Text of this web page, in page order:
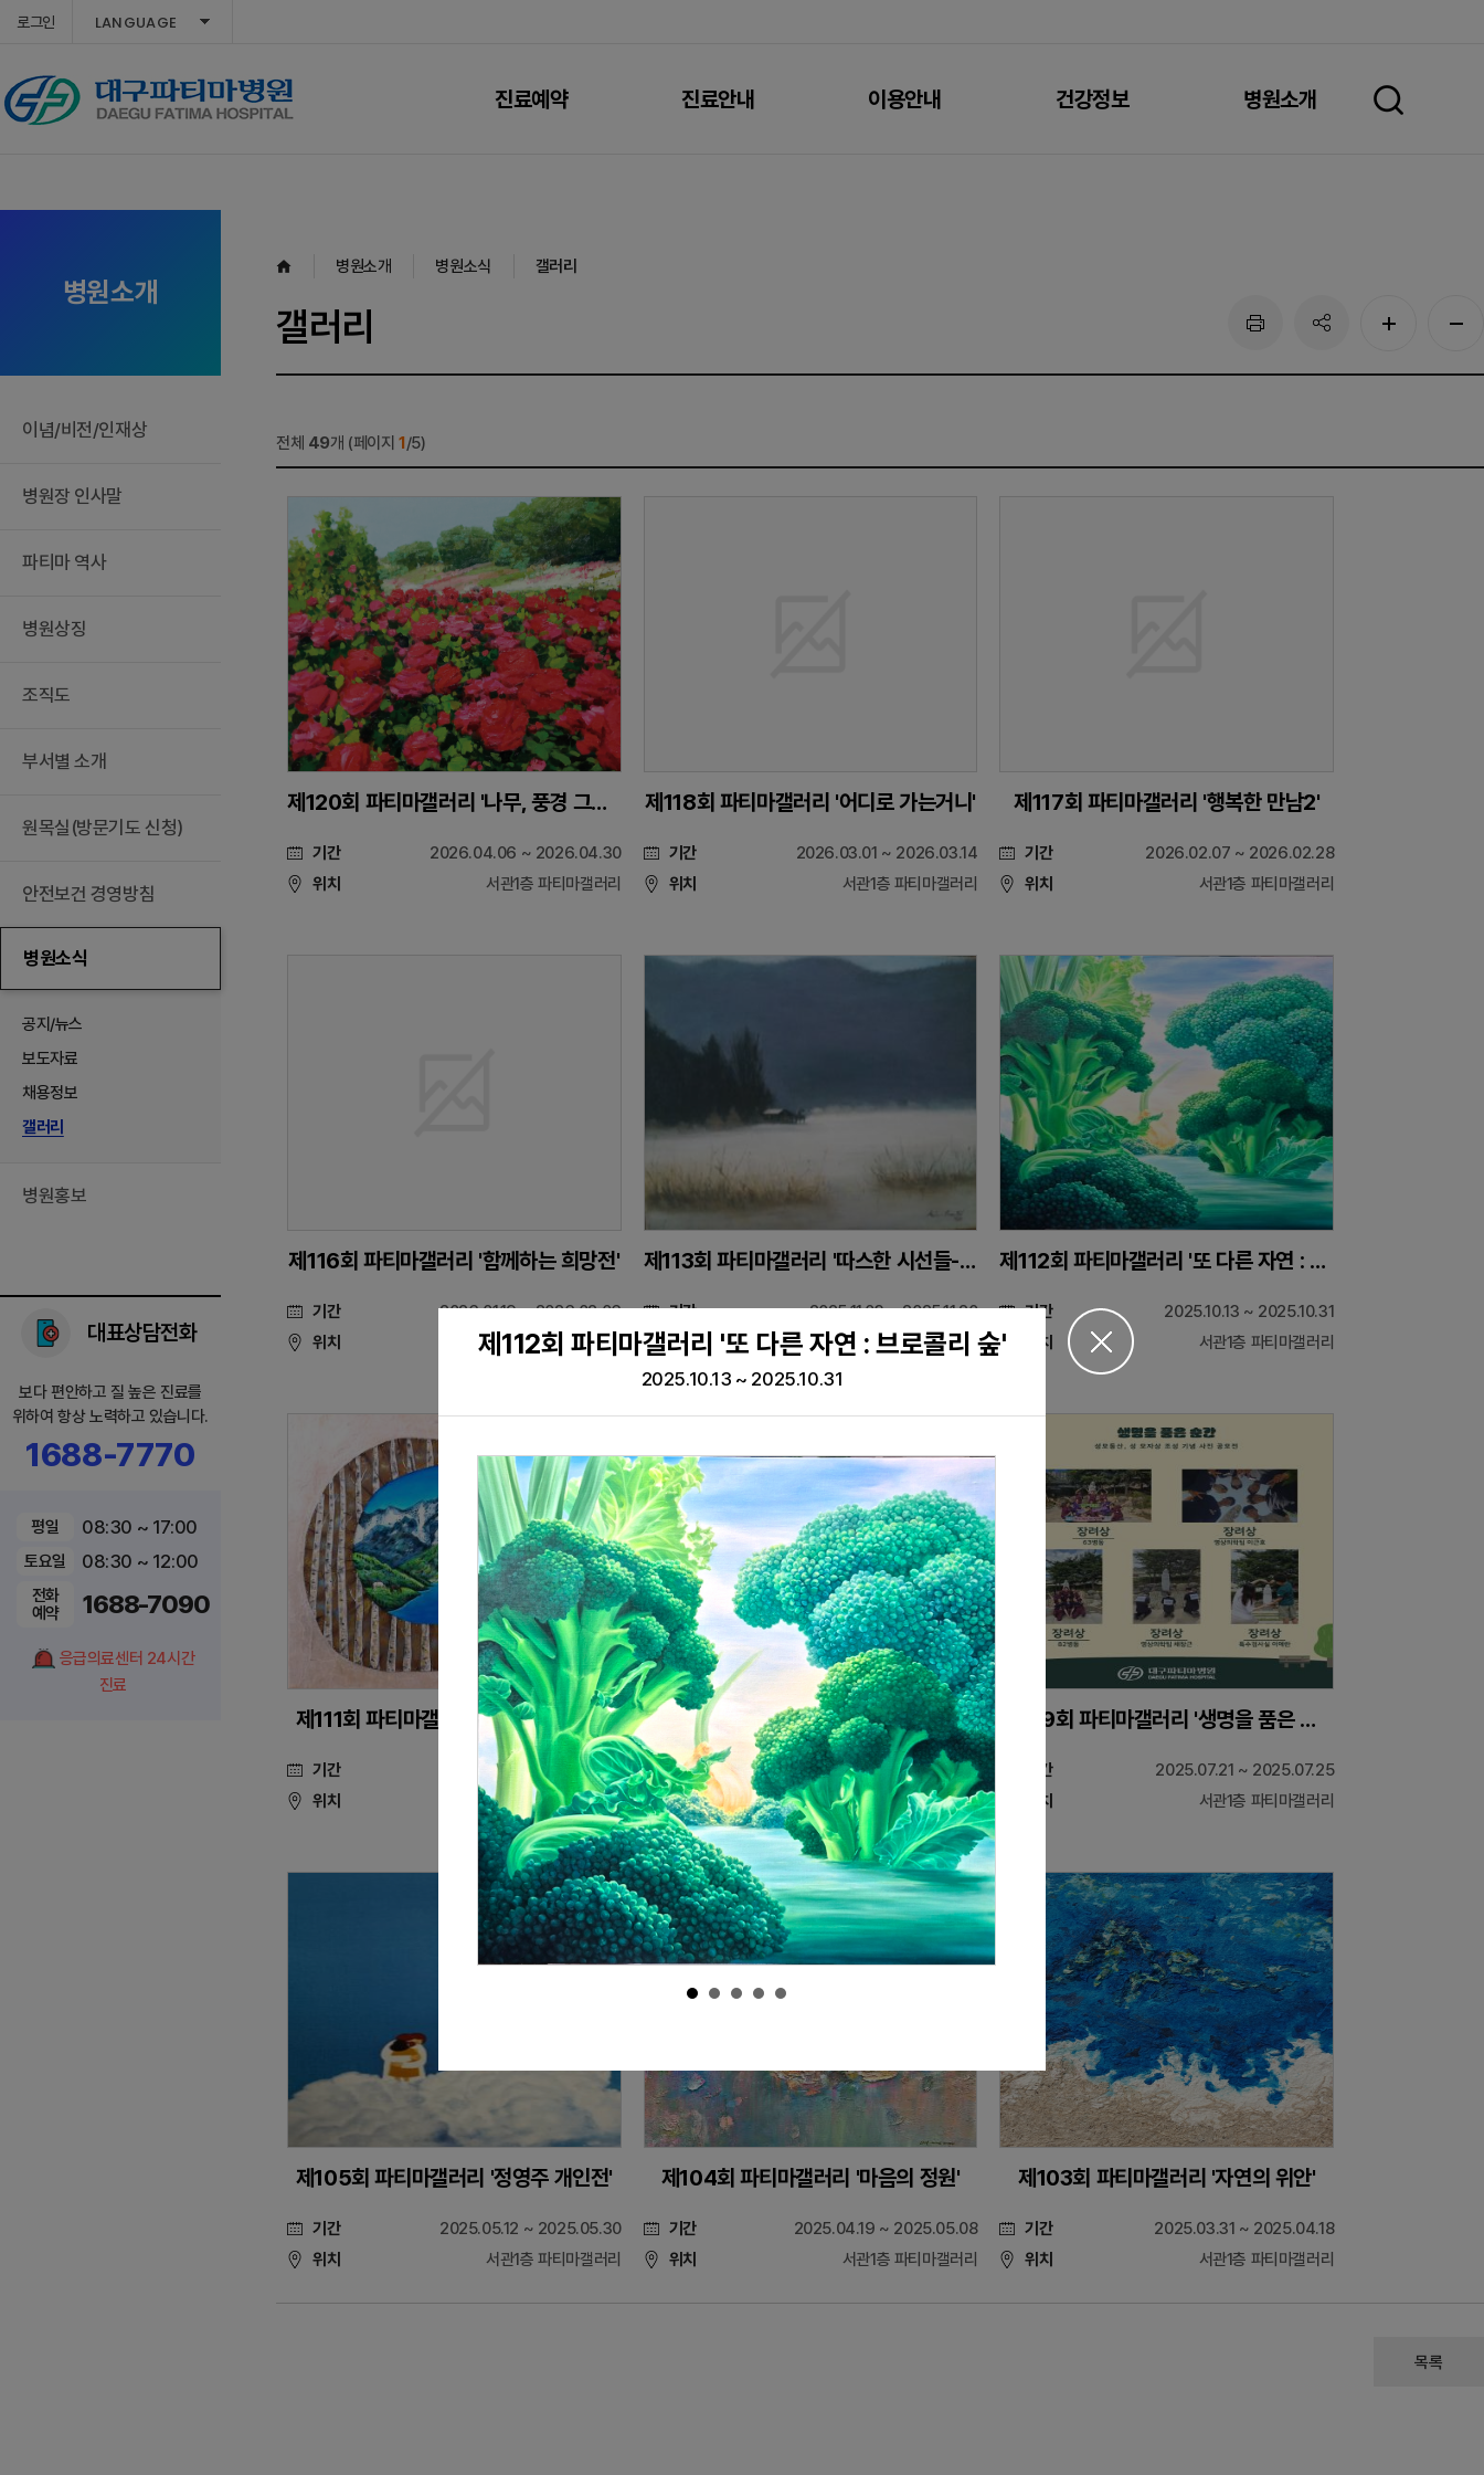
로그인 LANGUAGE
진료예약 진료안내 이용안내 건강정보 병원소개
병원소개
이념/비전/인재상
병원장 인사말
파티마 역사
병원상징
조직도
부서별 소개
원목실(방문기도 신청)
안전보건 경영방침
병원소식
공지/뉴스
보도자료
채용정보
갤러리
병원홍보
대표상담전화
보다 편안하고 질 높은 진료를
위하여 항상 노력하고 있습니다.
1688-7770
평일 08:30 ~ 17:00
토요일 08:30 ~ 12:00
전화
예약
1688-7090
응급의료센터 24시간
진료
갤러리
병원소개 병원소식 갤러리
전체 49개 (페이지1/5)
제120회 파티마갤러리 '나무, 풍경 그리고 꽃'
기간
2026.04.06 ~ 2026.04.30
위치
서관1층 파티마갤러리
제118회 파티마갤러리 '어디로 가는거니'
기간
2026.03.01 ~ 2026.03.14
위치
서관1층 파티마갤러리
제117회 파티마갤러리 '행복한 만남2'
기간
2026.02.07 ~ 2026.02.28
위치
서관1층 파티마갤러리
제116회 파티마갤러리 '함께하는 희망전'
기간
2026.01.19 ~ 2026.02.06
위치
서관1층 파티마갤러리
제113회 파티마갤러리 '따스한 시선들-보이다, 담다'
기간
2025.11.03 ~ 2025.11.20
위치
서관1층 파티마갤러리
제112회 파티마갤러리 '또 다른 자연 : 브로콜리 숲'
기간
2025.10.13 ~ 2025.10.31
위치
서관1층 파티마갤러리
제112회 파티마갤러리 '또 다른 자연 : 브로콜리 숲'
2025.10.13 ~ 2025.10.31
제111회 파티마갤러리 'Solace(위안)'
기간
2025.09.16 ~ 2025.10.10
위치
서관1층 파티마갤러리
제110회 파티마갤러리 '수채화로 그린 물빛 소망'
기간
2025.08.18 ~ 2025.09.15
위치
서관1층 파티마갤러리
제109회 파티마갤러리 '생명을 품은 순간'
기간
2025.07.21 ~ 2025.07.25
위치
서관1층 파티마갤러리
제105회 파티마갤러리 '정영주 개인전'
기간
2025.05.12 ~ 2025.05.30
위치
서관1층 파티마갤러리
제104회 파티마갤러리 '마음의 정원'
기간
2025.04.19 ~ 2025.05.08
위치
서관1층 파티마갤러리
제103회 파티마갤러리 '자연의 위안'
기간
2025.03.31 ~ 2025.04.18
위치
서관1층 파티마갤러리
목록